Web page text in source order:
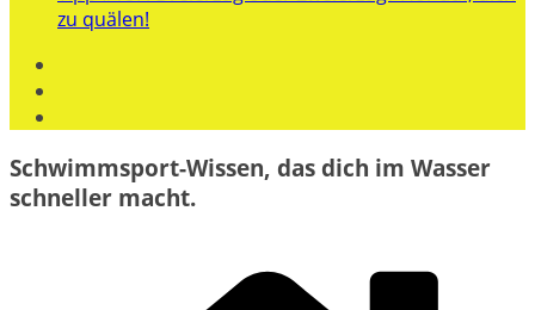
zu quälen!
Schwimmsport-Wissen, das dich im Wasser
schneller macht.